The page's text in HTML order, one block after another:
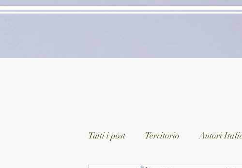
Tutti i post Territorio Autori